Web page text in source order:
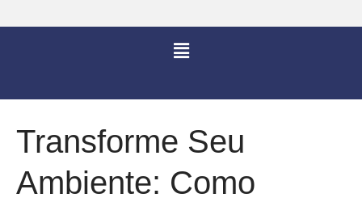
Transforme Seu
Ambiente: Como